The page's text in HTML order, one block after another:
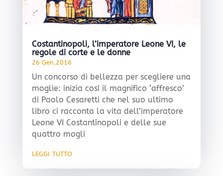
Costantinopoli, l’imperatore Leone VI, le
regole di corte e le donne
26 Gen,2016
Un concorso di bellezza per scegliere una
moglie: inizia così il magnifico ‘affresco’
di Paolo Cesaretti che nel suo ultimo
libro ci racconta la vita dell’imperatore
Leone VI Costantinopoli e delle sue
quattro mogli
leggi tutto